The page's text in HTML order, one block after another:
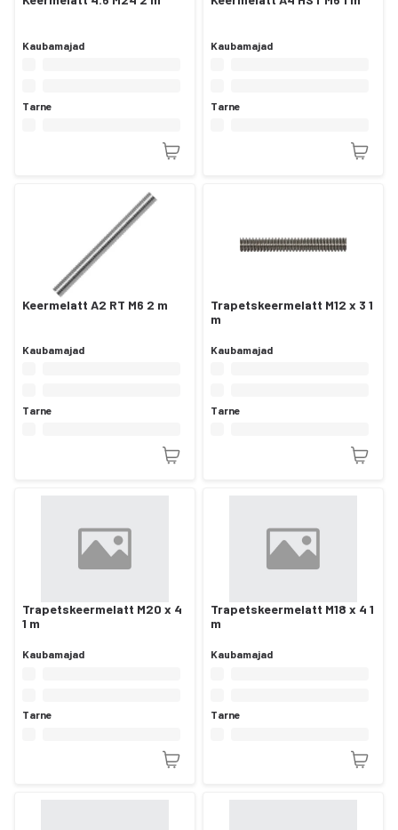
Kaubamajad
Tarne
Kaubamajad
Tarne
Keermelatt A2 RT M6 2 m
Kaubamajad
Tarne
Trapetskeermelatt M12 x 3 1
m
Kaubamajad
Tarne
Trapetskeermelatt M20 x 4
1 m
Kaubamajad
Tarne
Trapetskeermelatt M18 x 4 1
m
Kaubamajad
Tarne